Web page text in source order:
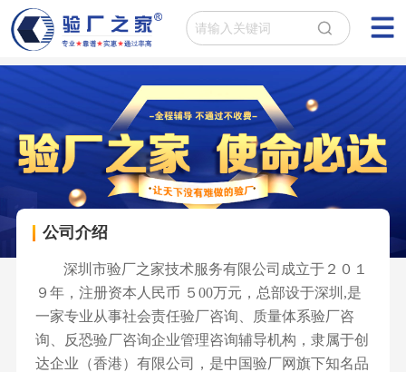
公司介绍
深圳市验厂之家技术服务有限公司成立于２０１
９年，注册资本人民币 ５00万元，总部设于深圳,是
一家专业从事社会责任验厂咨询、质量体系验厂咨
询、反恐验厂咨询企业管理咨询辅导机构，隶属于创
达企业（香港）有限公司，是中国验厂网旗下知名品